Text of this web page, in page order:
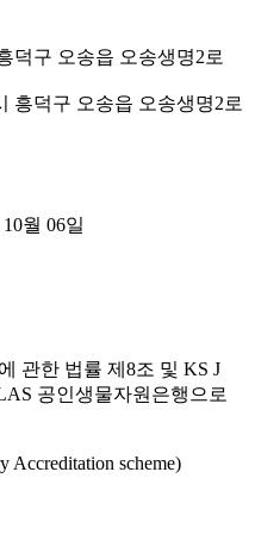
덕구 오송읍 오송생명2로
흥덕구 오송읍 오송생명2로
월 06일
관한 법률 제8조 및 KS J
공인생물자원은행으로
scheme)